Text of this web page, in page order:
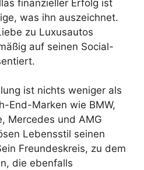
finanzieller Erfolg ist
was ihn auszeichnet.
zu Luxusautos
auf seinen Social-
ist nichts weniger als
End-Marken wie BMW,
Mercedes und AMG
Lebensstil seinen
Freundeskreis, zu dem
die ebenfalls